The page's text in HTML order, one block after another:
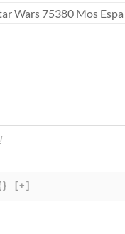
Wars 75380 Mos
[+]